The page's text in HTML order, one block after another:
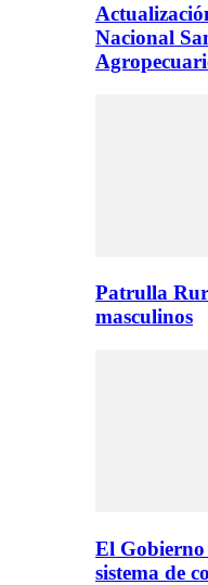
Nacional
Patrulla
masculinos
El Gobierno
sistema de